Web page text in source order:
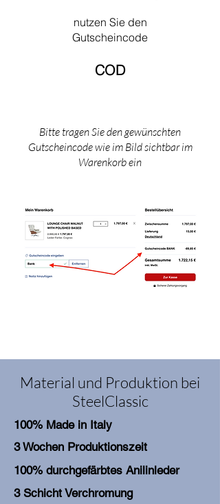
nutzen Sie den
Gutscheincode
COD​
Bitte tragen Sie den gewünschten
Gutscheincode wie im Bild sichtbar im
Warenkorb ein
Material und Produktion bei
SteelClassic
100% Made in Italy
3 Wochen Produktionszeit
100% durchgefärbtes Anilinleder
3 Schicht Verchromung